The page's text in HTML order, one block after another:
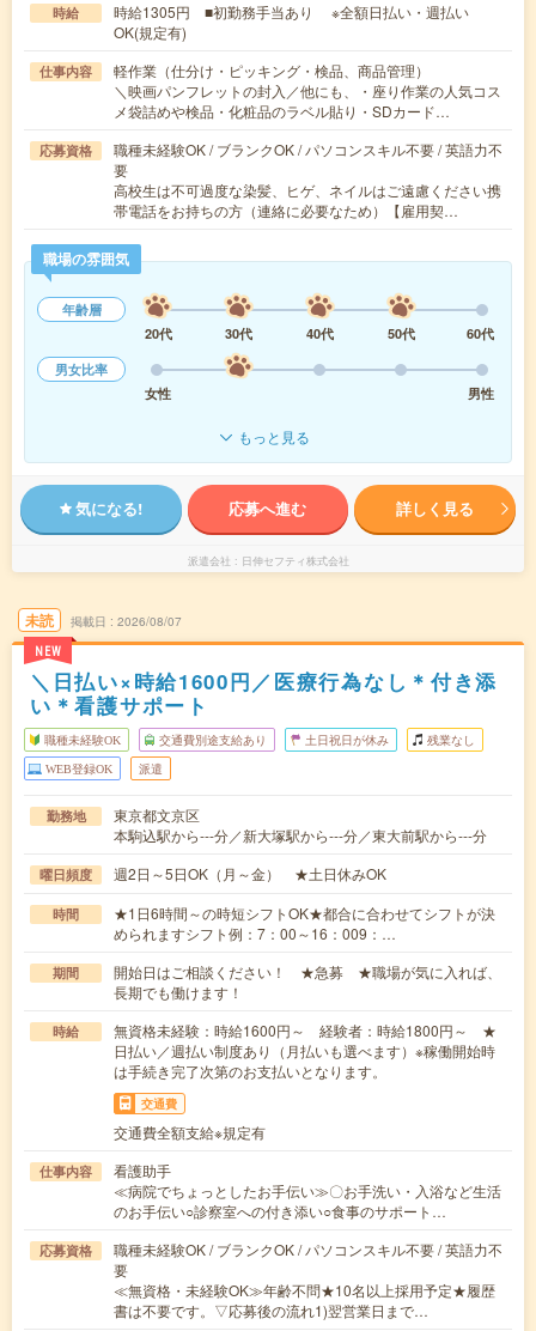
時給
時給1305円 ■初勤務手当あり ※全額日払い・週払い
OK(規定有)
仕事内容
軽作業（仕分け・ピッキング・検品、商品管理）
＼映画パンフレットの封入／他にも、・座り作業の人気コス
メ袋詰めや検品・化粧品のラベル貼り・SDカード…
応募資格
職種未経験OK / ブランクOK / パソコンスキル不要 / 英語力不
要
高校生は不可過度な染髪、ヒゲ、ネイルはご遠慮ください携
帯電話をお持ちの方（連絡に必要なため）【雇用契…
職場の雰囲気
年齢層
20代
30代 40代 50代
60代
男女比率
女性
男性
もっと見る
気になる! 応募へ進む 詳しく見る
派遣会社 日伸セフティ株式会社
未読
NEW
掲載日 2026/08/07
＼日払い×時給1600円／医療行為なし＊付き添
い＊看護サポート
職種未経験OK 交通費別途支給あり 土日祝日が休み 残業なし
WEB登録OK 派遣
勤務地
東京都文京区
本駒込駅から---分／新大塚駅から---分／東大前駅から---分
曜日頻度 週2日～5日OK（月～金） ★土日休みOK
時間
★1日6時間～の時短シフトOK★都合に合わせてシフトが決
められますシフト例：7：00～16：009：…
期間
開始日はご相談ください！ ★急募 ★職場が気に入れば、
長期でも働けます！
時給
無資格未経験：時給1600円～ 経験者：時給1800円～ ★
日払い／週払い制度あり（月払いも選べます）※稼働開始時
は手続き完了次第のお支払いとなります。
交通費
交通費全額支給※規定有
仕事内容
看護助手
≪病院でちょっとしたお手伝い≫〇お手洗い・入浴など生活
のお手伝い○診察室への付き添い○食事のサポート…
応募資格
職種未経験OK / ブランクOK / パソコンスキル不要 / 英語力不
要
≪無資格・未経験OK≫年齢不問★10名以上採用予定★履歴
書は不要です。▽応募後の流れ1)翌営業日まで…